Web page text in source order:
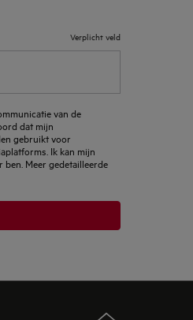
Verplicht veld
van de
dat mijn
gebruikt voor
Ik kan mijn
Meer gedetailleerde